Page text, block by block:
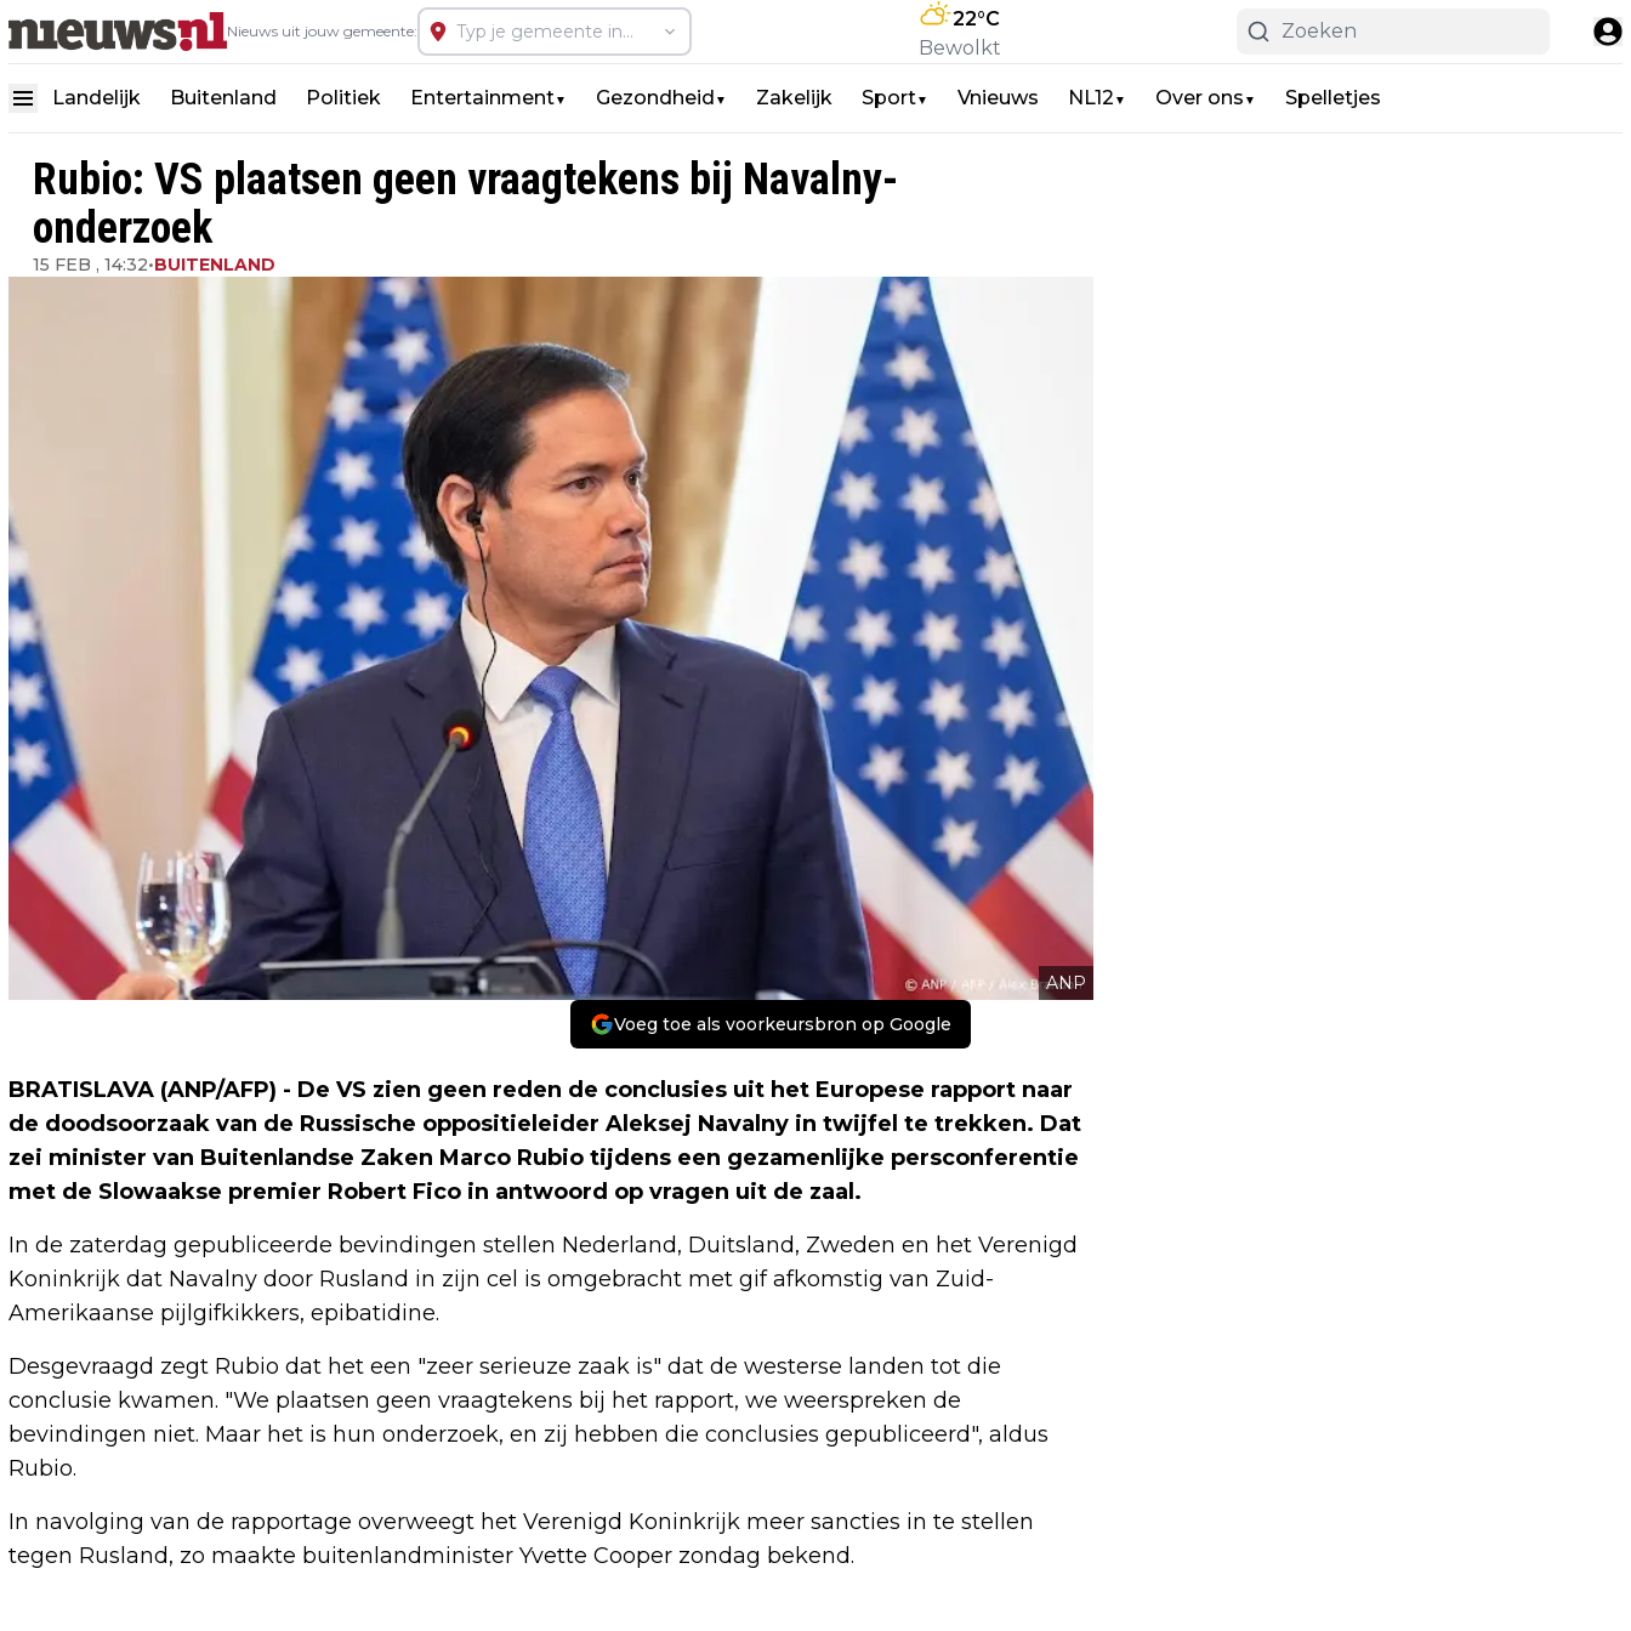
Nieuws uit jouw gemeente:
22°C
Bewolkt
Landelijk Buitenland Politiek Entertainment▼ Gezondheid ▼ Zakelijk Sport▼ Vnieuws NL12 ▼ Over ons ▼ Spelletjes
Rubio: VS plaatsen geen vraagtekens bij Navalny-
onderzoek
15 FEB , 14:32•BUITENLAND
ANP
Voeg toe als voorkeursbron op Google
BRATISLAVA (ANP/AFP) - De VS zien geen reden de conclusies uit het Europese rapport naar
de doodsoorzaak van de Russische oppositieleider Aleksej Navalny in twijfel te trekken. Dat
zei minister van Buitenlandse Zaken Marco Rubio tijdens een gezamenlijke persconferentie
met de Slowaakse premier Robert Fico in antwoord op vragen uit de zaal.
In de zaterdag gepubliceerde bevindingen stellen Nederland, Duitsland, Zweden en het Verenigd
Koninkrijk dat Navalny door Rusland in zijn cel is omgebracht met gif afkomstig van Zuid-
Amerikaanse pijlgifkikkers, epibatidine.
Desgevraagd zegt Rubio dat het een "zeer serieuze zaak is" dat de westerse landen tot die
conclusie kwamen. "We plaatsen geen vraagtekens bij het rapport, we weerspreken de
bevindingen niet. Maar het is hun onderzoek, en zij hebben die conclusies gepubliceerd", aldus
Rubio.
In navolging van de rapportage overweegt het Verenigd Koninkrijk meer sancties in te stellen
tegen Rusland, zo maakte buitenlandminister Yvette Cooper zondag bekend.